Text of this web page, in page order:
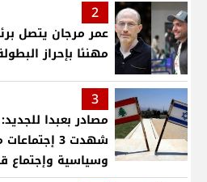
2
عمر مرجان يتصل
مهنئا بإحراز
3
مصادر بعبدا
شهدت 3
وسياسية وإجتماع